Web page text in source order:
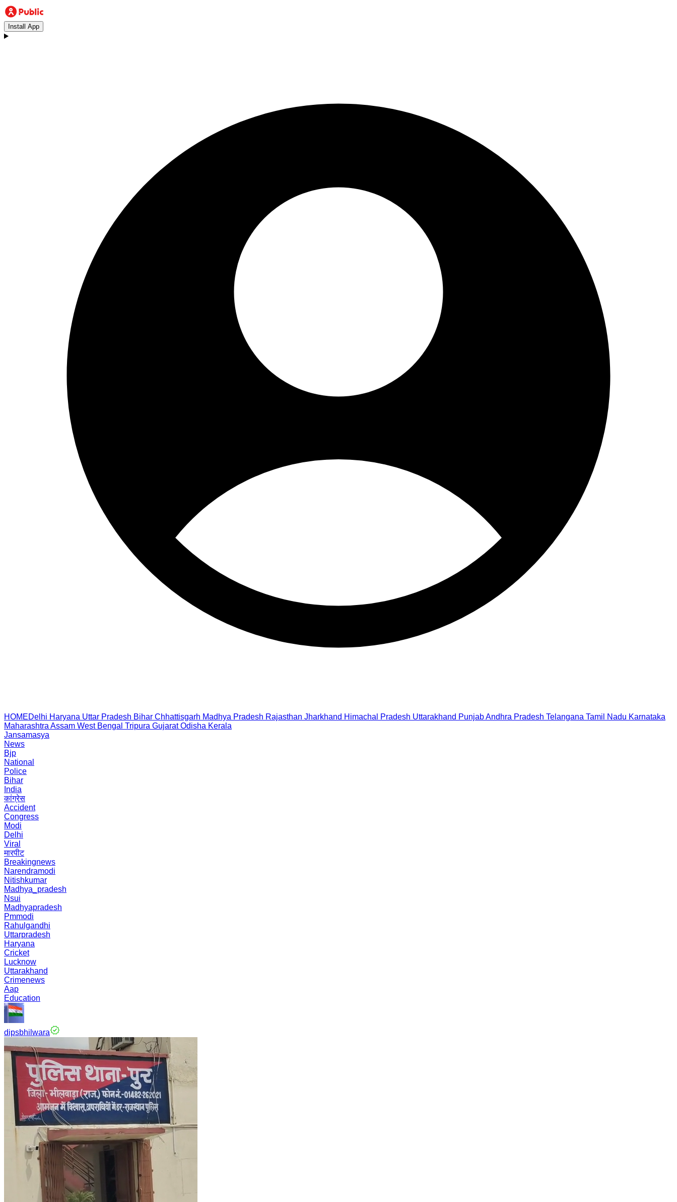
Install App
HOMEDelhi Haryana Uttar Pradesh Bihar Chhattisgarh Madhya Pradesh Rajasthan Jharkhand Himachal Pradesh Uttarakhand PunjabAndhra Pradesh Telangana Tamil Nadu Karnataka
Maharashtra Assam West Bengal Tripura Gujarat Odisha Kerala
Jansamasya
News
Bjp
National
Police
Bihar
India
कांग्रेस
Accident
Congress
Modi
Delhi
Viral
मारपीट
Breakingnews
Narendramodi
Nitishkumar
Madhya_pradesh
Nsui
Madhyapradesh
Pmmodi
Rahulgandhi
Uttarpradesh
Haryana
Cricket
Lucknow
Uttarakhand
Crimenews
Aap
Education
dipsbhilwara